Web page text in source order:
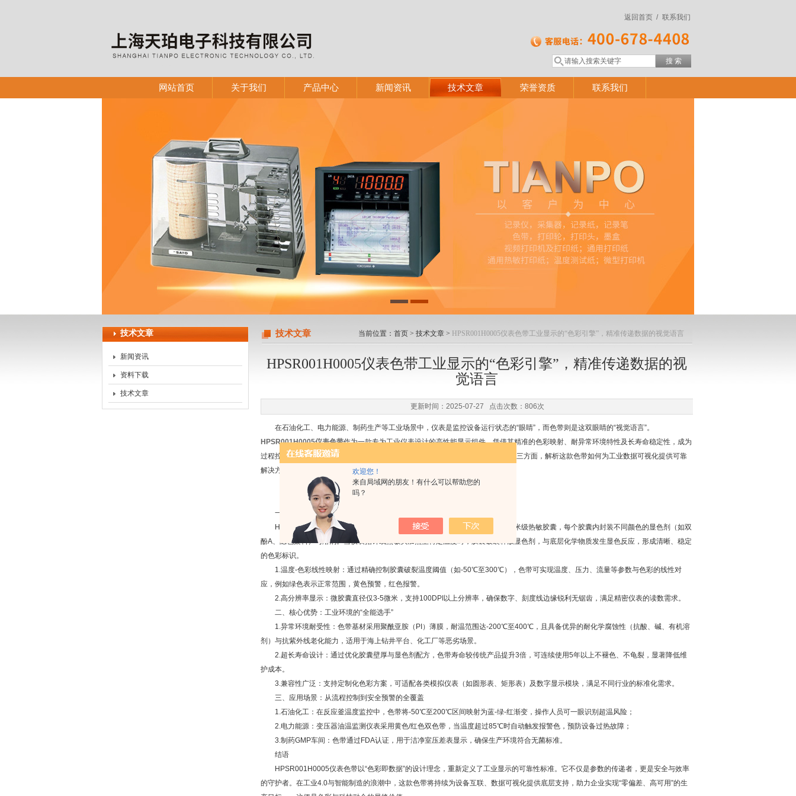
欢迎您！
来自局域网的朋友！有什么可以帮助您的
吗？
联系我们
返回首页 /
网站首页 关于我们 产品中心 新闻资讯 技术文章 荣誉资质 联系我们
技术文章
新闻资讯
资料下载
技术文章
技术文章 当前位置： 首页 > 技术文章 > HPSR001H0005仪表色带工业显示的“色彩引擎”，精准传递数据的视觉语言
HPSR001H0005仪表色带工业显示的“色彩引擎”，精准传递数据的视
觉语言
更新时间：2025-07-27 点击次数：806次
在石油化工、电力能源、制药生产等工业场景中，仪表是监控设备运行状态的“眼睛”，而色带则是这双眼睛的“视觉语言”。
HPSR001H0005仪表色带作为一款专为工业仪表设计的高性能显示组件，凭借其精准的色彩映射、耐异常环境特性及长寿命稳定性，成为
过程控制、安全预警等领域的核心元件。本文将从技术原理、核心优势及应用场景三方面，解析这款色带如何为工业数据可视化提供可靠
解决方案。
一、技术内核：色彩与数据的“精准翻译”
HPSR001H0005仪表色带采用热敏微胶囊显色技术，其表面覆盖数百万个微米级热敏胶囊，每个胶囊内封装不同颜色的显色剂（如双
酚A、隐色染料）与溶剂。当仪表指针或热敏头加热至特定温度时，胶囊破裂释放显色剂，与底层化学物质发生显色反应，形成清晰、稳定
的色彩标识。
1.温度-色彩线性映射：通过精确控制胶囊破裂温度阈值（如-50℃至300℃），色带可实现温度、压力、流量等参数与色彩的线性对
应，例如绿色表示正常范围，黄色预警，红色报警。
2.高分辨率显示：微胶囊直径仅3-5微米，支持100DPI以上分辨率，确保数字、刻度线边缘锐利无锯齿，满足精密仪表的读数需求。
二、核心优势：工业环境的“全能选手”
1.异常环境耐受性：色带基材采用聚酰亚胺（PI）薄膜，耐温范围达-200℃至400℃，且具备优异的耐化学腐蚀性（抗酸、碱、有机溶
剂）与抗紫外线老化能力，适用于海上钻井平台、化工厂等恶劣场景。
2.超长寿命设计：通过优化胶囊壁厚与显色剂配方，色带寿命较传统产品提升3倍，可连续使用5年以上不褪色、不龟裂，显著降低维
护成本。
3.兼容性广泛：支持定制化色彩方案，可适配各类模拟仪表（如圆形表、矩形表）及数字显示模块，满足不同行业的标准化需求。
三、应用场景：从流程控制到安全预警的全覆盖
1.石油化工：在反应釜温度监控中，色带将-50℃至200℃区间映射为蓝-绿-红渐变，操作人员可一眼识别超温风险；
2.电力能源：变压器油温监测仪表采用黄色/红色双色带，当温度超过85℃时自动触发报警色，预防设备过热故障；
3.制药GMP车间：色带通过FDA认证，用于洁净室压差表显示，确保生产环境符合无菌标准。
结语
HPSR001H0005仪表色带以“色彩即数据”的设计理念，重新定义了工业显示的可靠性标准。它不仅是参数的传递者，更是安全与效率
的守护者。在工业4.0与智能制造的浪潮中，这款色带将持续为设备互联、数据可视化提供底层支持，助力企业实现“零偏差、高可用”的生